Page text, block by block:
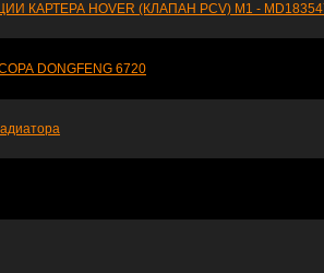
КАРТЕРА HOVER (КЛАПАН PCV) М1 -
DONGFENG 6720